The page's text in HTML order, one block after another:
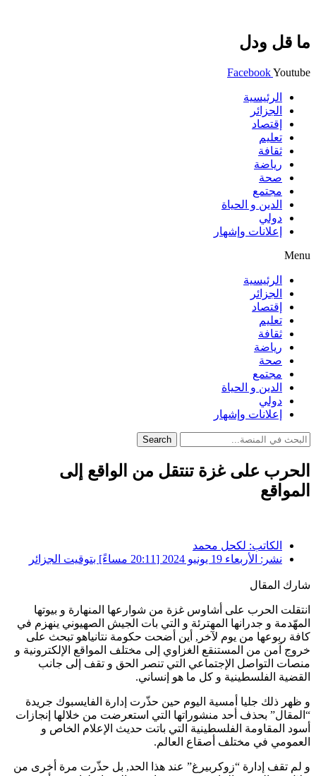
ما قل ودل
FacebookYoutube
الرئيسية
الجزائر
إقتصاد
تعليم
ثقافة
رياضة
صحة
مجتمع
الدين و الحياة
دولي
إعلانات وإشهار
Menu
الرئيسية
الجزائر
إقتصاد
تعليم
ثقافة
رياضة
صحة
مجتمع
الدين و الحياة
دولي
إعلانات وإشهار
Search
الحرب على غزة تنتقل من الواقع إلى
المواقع
الكاتب: لكحل محمد
نشر: الأربعاء 19 يونيو 2024 [20:11 مساءً] بتوقيت الجزائر
شارك المقال
انتقلت الحرب على أشاوس غزة من شوارعها المنهارة و بيوتها
المهّدمة و جدرانها المهترئة و التي بات الجيش الصهيوني ينهزم في
كافة ربوعها من يوم لآخر, أين أضحت حكومة نتانياهو تبحث على
خروج آمن من المستنقع الغزاوي إلى مختلف المواقع الإلكترونية و
منصات التواصل الإجتماعي التي تنصر الحق و تقف إلى جانب
القضية الفلسطينية و كل ما هو إنساني.
و ظهر ذلك جليا أمسية اليوم حين حذّرت إدارة الفايسبوك جريدة
“المقال” بحذف أحد منشوراتها التي استعرضت من خلالها إنجازات
أسود المقاومة الفلسطينية التي باتت حديث الإعلام الخاص و
العمومي في مختلف أصقاع العالم.
و لم تقف إدارة “زوكربيرغ” عند هذا الحد, بل حذّرت مرة أخرى من